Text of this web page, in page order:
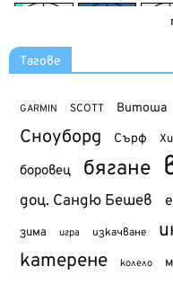
Тагове
GARMIN SCOTT Витоша
Сноуборд Сърф
боровец бягане
доц. Сандю Бешев
зима игра изкачване
катерене колело